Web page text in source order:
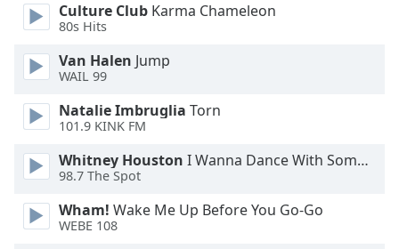
Family
Done
Close
Dialog
End
dialog
window.
Culture Club Karma Chameleon
80s Hits
Van Halen Jump
WAIL 99
Natalie Imbruglia Torn
101.9 KINK FM
Whitney Houston I Wanna Dance With Somebody
98.7 The Spot
Wham! Wake Me Up Before You Go-Go
WEBE 108